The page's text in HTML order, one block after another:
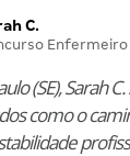
C.
Enfermeiro
(SE), Sarah
como o